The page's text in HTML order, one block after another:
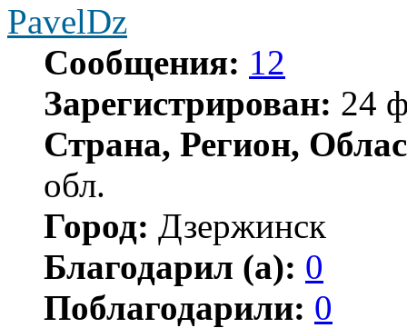
PavelDz
Сообщения: 12
Зарегистрирован: 24
Страна, Регион,
обл.
Город: Дзержинск
Благодарил (а): 0
Поблагодарили: 0